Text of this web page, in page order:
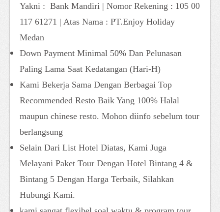
Yakni : Bank Mandiri | Nomor Rekening : 105 00
117 61271 | Atas Nama : PT.Enjoy Holiday
Medan
Down Payment Minimal 50% Dan Pelunasan
Paling Lama Saat Kedatangan (Hari-H)
Kami Bekerja Sama Dengan Berbagai Top
Recommended Resto Baik Yang 100% Halal
maupun chinese resto. Mohon diinfo sebelum tour
berlangsung
Selain Dari List Hotel Diatas, Kami Juga
Melayani Paket Tour Dengan Hotel Bintang 4 &
Bintang 5 Dengan Harga Terbaik, Silahkan
Hubungi Kami.